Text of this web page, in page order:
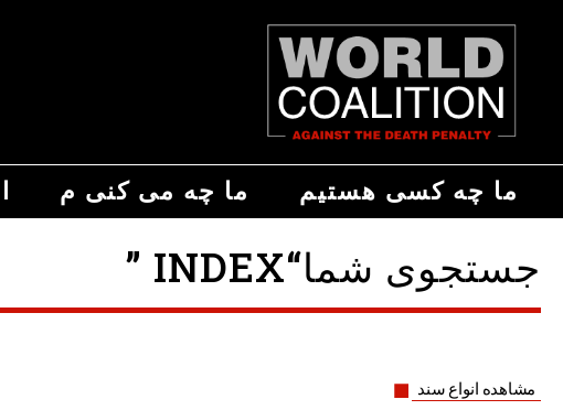
ما چه کسی هستیم ما چه می کنی م
جستجوی شما“INDEX ”
مشاهده انواع سند